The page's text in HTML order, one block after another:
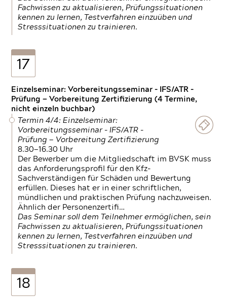
Fachwissen zu aktualisieren, Prüfungssituationen
kennen zu lernen, Testverfahren einzuüben und
Stresssituationen zu trainieren.
17
Einzelseminar: Vorbereitungsseminar - IFS/ATR -
Prüfung — Vorbereitung Zertifizierung (4 Termine,
nicht einzeln buchbar)
Termin 4/4: Einzelseminar:
Vorbereitungsseminar - IFS/ATR -
Prüfung — Vorbereitung Zertifizierung
8.30—16.30 Uhr
Der Bewerber um die Mitgliedschaft im BVSK muss
das Anforderungsprofil für den Kfz-
Sachverständigen für Schäden und Bewertung
erfüllen. Dieses hat er in einer schriftlichen,
mündlichen und praktischen Prüfung nachzuweisen.
Ähnlich der Personenzertifi…
Das Seminar soll dem Teilnehmer ermöglichen, sein
Fachwissen zu aktualisieren, Prüfungssituationen
kennen zu lernen, Testverfahren einzuüben und
Stresssituationen zu trainieren.
18